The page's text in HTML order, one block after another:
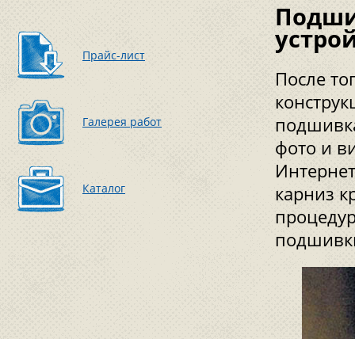
Прайс-лист
Галерея работ
Каталог
После
фото и
карниз